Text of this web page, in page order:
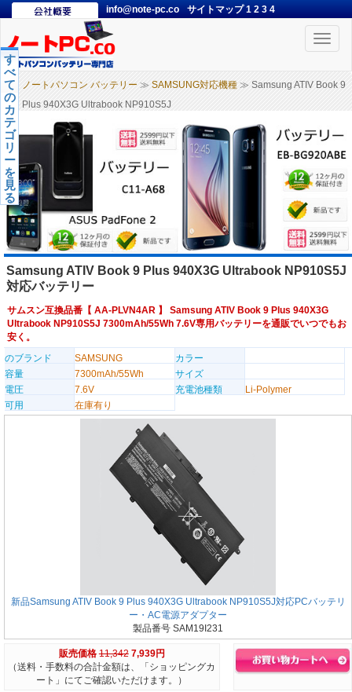
info@note-pc.co サイトマップ1 2 3 4
Toggle
ノートパソコン バッテリー ≫ SAMSUNG対応機種 ≫ Samsung ATIV Book 9
Plus 940X3G Ultrabook NP910S5J
す
べ
て
の
カ
テ
ゴ
リ
ー
を
見
る
Samsung ATIV Book 9 Plus 940X3G Ultrabook NP910S5J
対応バッテリー
サムスン互換品番【 AA-PLVN4AR 】 Samsung ATIV Book 9 Plus 940X3G
Ultrabook NP910S5J 7300mAh/55Wh 7.6V専用バッテリーを通販でいつでもお
安く。
のブランド
SAMSUNG
カラー
容量
7300mAh/55Wh
サイズ
電圧
7.6V 充電池種類
Li-Polymer
可用
在庫有り
新品Samsung ATIV Book 9 Plus 940X3G Ultrabook NP910S5J対応PCバッテリ
ー・AC電源アダプター
製品番号 SAM19I231
販売価格 11,342 7,939円
（送料・手数料の合計金額は、「ショッピングカ
ート」にてご確認いただけます。）